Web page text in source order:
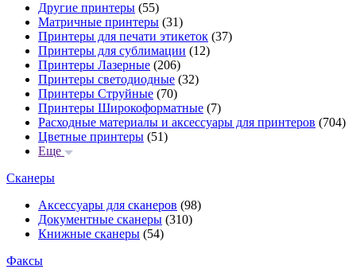
Другие принтеры (55)
Матричные принтеры (31)
Принтеры для печати этикеток (37)
Принтеры для сублимации (12)
Принтеры Лазерные (206)
Принтеры светодиодные (32)
Принтеры Струйные (70)
Принтеры Широкоформатные (7)
Расходные материалы и аксессуары для принтеров (704)
Цветные принтеры (51)
Еще
Сканеры
Аксессуары для сканеров (98)
Документные сканеры (310)
Книжные сканеры (54)
Факсы